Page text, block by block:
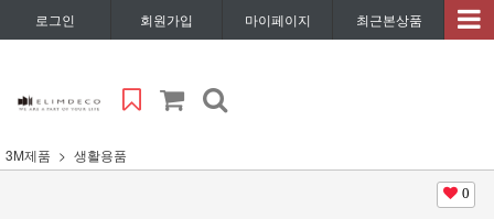
로그인 회원가입 마이페이지 최근본상품
3M제품 생활용품
0